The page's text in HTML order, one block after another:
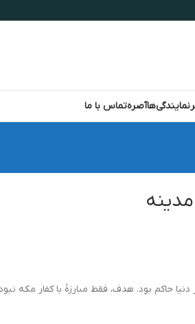
نمایندگی‌هاآصرهتماس با ما
حاکم بود. هدف، فقط مبارزۀ با کفار مکه